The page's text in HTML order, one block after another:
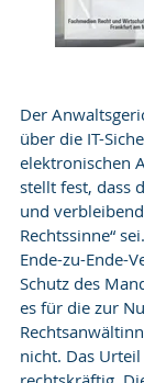
Der
über die IT-
elektronischen
stellt fest, dass
und
Rechtssinne“
Ende-zu-Ende-
Schutz des
es für die zur
nicht. Das